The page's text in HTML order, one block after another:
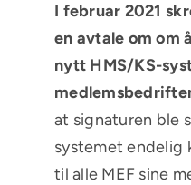
I februar 2021
en avtale om om
nytt HMS/KS-
at signaturen ble
systemet endelig
til alle MEF sine